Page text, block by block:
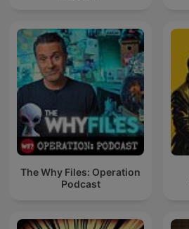
The Why Files: Operation
Podcast